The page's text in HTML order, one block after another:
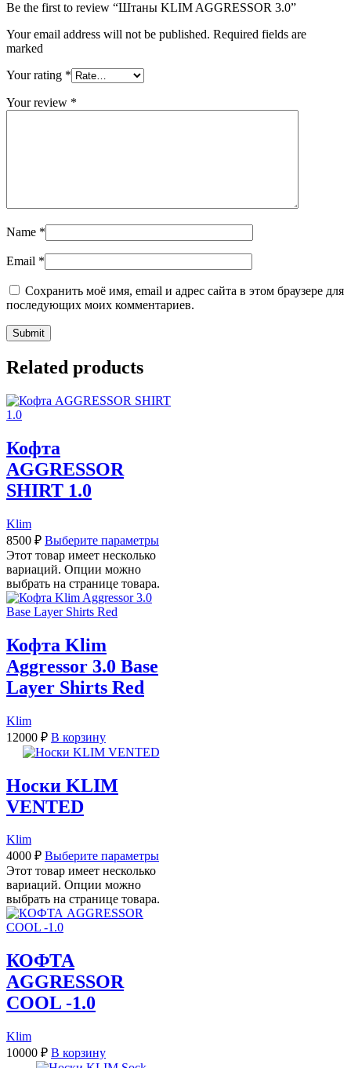
Be the first to review “Штаны KLIM AGGRESSOR 3.0”
Your email address will not be published. Required fields are
marked
Your rating *
Your review *
Name *
Email *
Сохранить моё имя, email и адрес сайта в этом браузере для
последующих моих комментариев.
Related products
Кофта
AGGRESSOR
SHIRT 1.0
Klim
8500 ₽ Выберите параметры
Этот товар имеет несколько
вариаций. Опции можно
выбрать на странице товара.
Кофта Klim
Aggressor 3.0 Base
Layer Shirts Red
Klim
12000 ₽ В корзину
Носки KLIM
VENTED
Klim
4000 ₽ Выберите параметры
Этот товар имеет несколько
вариаций. Опции можно
выбрать на странице товара.
КОФТА
AGGRESSOR
COOL -1.0
Klim
10000 ₽ В корзину